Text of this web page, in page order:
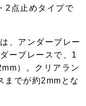
2点止めタイプで
、アンダーブレー
ーブレースで、1
）。クリアラン
までが約2mmとな